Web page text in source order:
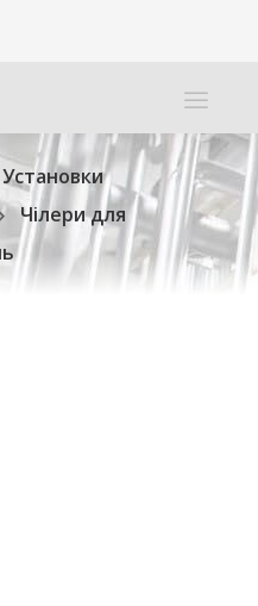
Установки
Чілери для